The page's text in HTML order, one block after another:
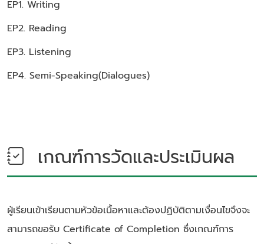
EP1. Writing
EP2. Reading
EP3. Listening
EP4. Semi-Speaking(Dialogues)
เกณฑ์การวัดและประเมินผล
ผู้เรียนเข้าเรียนตามหัวข้อเนื้อหาและต้องปฏิบัติตามเงื่อนไขจึงจะ
สามารถขอรับ Certificate of Completion ซึ่งเกณฑ์การ